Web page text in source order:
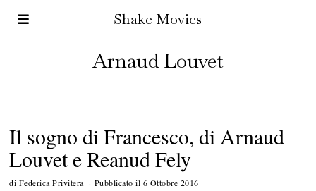
Shake Movies
Arnaud Louvet
Il sogno di Francesco, di Arnaud
Louvet e Reanud Fely
di Federica Privitera Pubblicato il 6 Ottobre 2016